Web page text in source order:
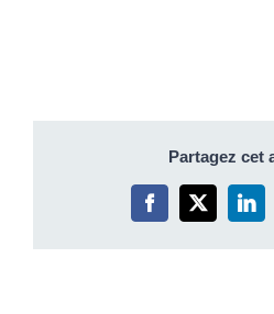
Partagez cet
Facebook
X